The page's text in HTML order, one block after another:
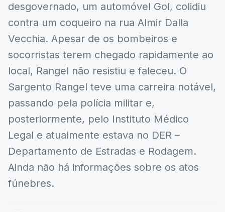
desgovernado, um automóvel Gol, colidiu
contra um coqueiro na rua Almir Dalla
Vecchia. Apesar de os bombeiros e
socorristas terem chegado rapidamente ao
local, Rangel não resistiu e faleceu. O
Sargento Rangel teve uma carreira notável,
passando pela polícia militar e,
posteriormente, pelo Instituto Médico
Legal e atualmente estava no DER –
Departamento de Estradas e Rodagem.
Ainda não há informações sobre os atos
fúnebres.